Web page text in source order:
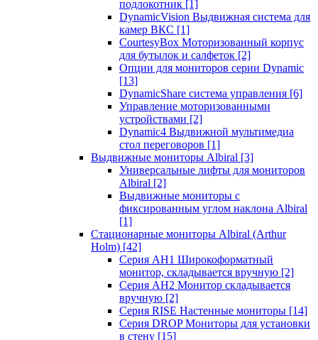
подлокотник [1]
DynamicVision Выдвижная система для
камер ВКС [1]
CourtesyBox Моторизованный корпус
для бутылок и салфеток [2]
Опции для мониторов серии Dynamic
[13]
DynamicShare система управления [6]
Управление моторизованными
устройствами [2]
Dynamic4 Выдвижной мультимедиа
стол переговоров [1]
Выдвижные мониторы Albiral [3]
Универсальные лифты для мониторов
Albiral [2]
Выдвижные мониторы с
фиксированным углом наклона Albiral
[1]
Стационарные мониторы Albiral (Arthur
Holm) [42]
Серия AH1 Широкоформатный
монитор, складывается вручную [2]
Серия AH2 Монитор складывается
вручную [2]
Серия RISE Настенные мониторы [14]
Серия DROP Мониторы для установки
в стену [15]